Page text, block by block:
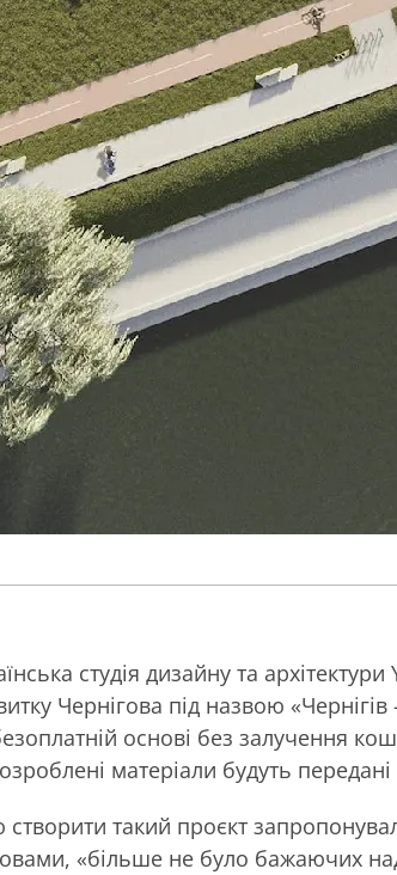
студія дизайну та
Чернігова під назвою
основі без залучення
матеріали будуть передані
створити такий проєкт
«більше не було бажаючих